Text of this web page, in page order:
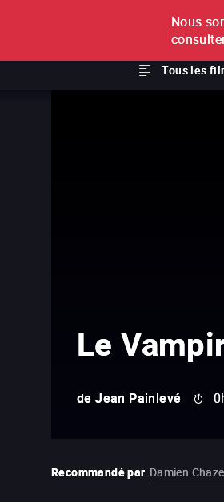
À
Tous les
Le
de Jean Painlevé
Recommandé par Damien
Nous